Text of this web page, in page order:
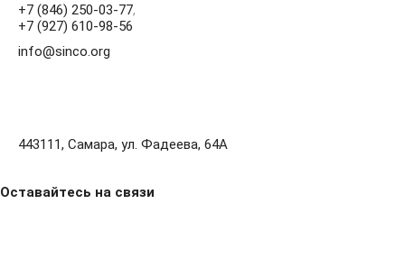
+7 (846) 250-03-77,
+7 (927) 610-98-56
info@sinco.org
443111, Самара, ул. Фадеева, 64А
Оставайтесь на связи